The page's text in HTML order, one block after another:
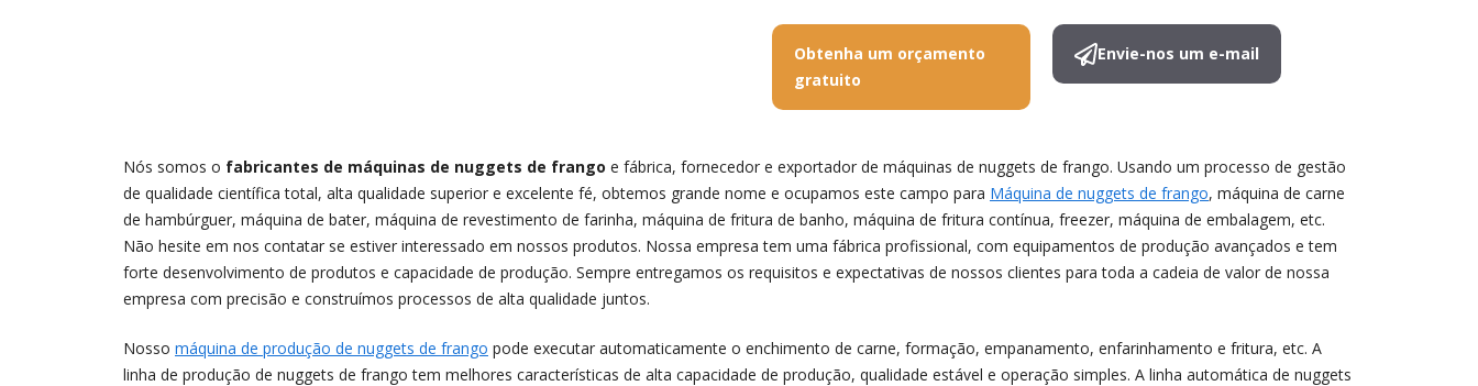
Obtenha um orçamento
gratuito
Envie-nos um e-mail
Nós somos o fabricantes de máquinas de nuggets de frango e fábrica, fornecedor e exportador de máquinas de nuggets de frango. Usando um processo de gestão
de qualidade científica total, alta qualidade superior e excelente fé, obtemos grande nome e ocupamos este campo para Máquina de nuggets de frango, máquina de carne
de hambúrguer, máquina de bater, máquina de revestimento de farinha, máquina de fritura de banho, máquina de fritura contínua, freezer, máquina de embalagem, etc.
Não hesite em nos contatar se estiver interessado em nossos produtos. Nossa empresa tem uma fábrica profissional, com equipamentos de produção avançados e tem
forte desenvolvimento de produtos e capacidade de produção. Sempre entregamos os requisitos e expectativas de nossos clientes para toda a cadeia de valor de nossa
empresa com precisão e construímos processos de alta qualidade juntos.
Nosso máquina de produção de nuggets de frango pode executar automaticamente o enchimento de carne, formação, empanamento, enfarinhamento e fritura, etc. A
linha de produção de nuggets de frango tem melhores características de alta capacidade de produção, qualidade estável e operação simples. A linha automática de nuggets